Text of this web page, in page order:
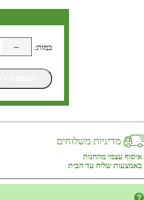
–
מדיניות משלוחים
איסוף עצמי מהחנות
באמצעות שליח עד הבית